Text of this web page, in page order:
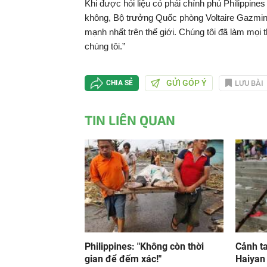
Khi được hỏi liệu có phải chính phủ
không, Bộ trưởng Quốc phòng Voltaire
mạnh nhất trên thế giới. Chúng tôi đã làm
chúng tôi.”
CHIA SẺ GỬI GÓP Ý LƯU BÀI
TIN LIÊN QUAN
Philippines: "Không còn thời
gian để đếm xác!"
Cảnh